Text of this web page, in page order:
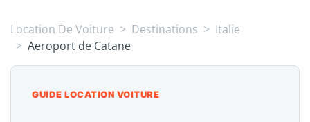
Location De Voiture Destinations
Italie
Aeroport de Catane
GUIDE LOCATION VOITURE